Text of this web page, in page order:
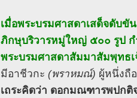
เมื่อพระบรมศาสดาเสด็จดับ
ภิกษุบริวารหมู่ใหญ่ ๕๐๐ รูป กำ
พระบรมศาสดาสัมมาสัมพุทธเ
มีอาชีวกะ (พราหมณ์) ผู้หนึ่งถื
เถระคิดว่า ดอกมณฑารพปก